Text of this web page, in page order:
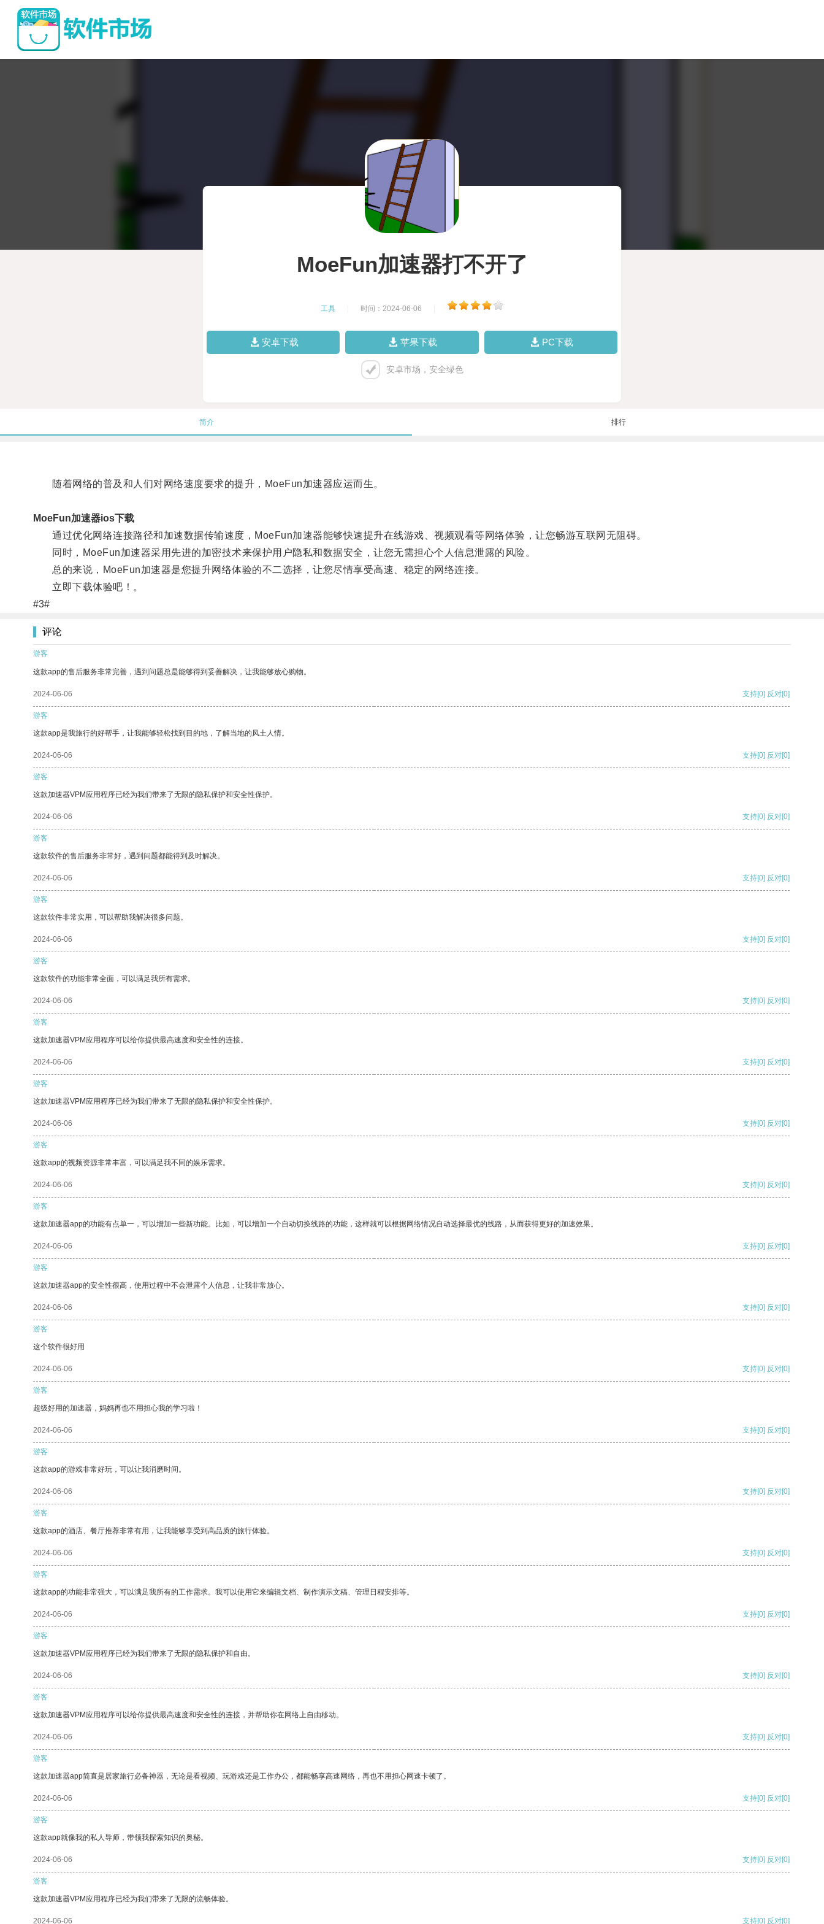
MoeFun加速器打不开了
工具 时间：2024-06-06
安卓下载 苹果下载 PC下载
安卓市场，安全绿色
简介 排行
随着网络的普及和人们对网络速度要求的提升，MoeFun加速器应运而生。
MoeFun加速器ios下载
通过优化网络连接路径和加速数据传输速度，MoeFun加速器能够快速提升在线游戏、视频观看等网络体验，让您畅游互联网无阻碍。
同时，MoeFun加速器采用先进的加密技术来保护用户隐私和数据安全，让您无需担心个人信息泄露的风险。
总的来说，MoeFun加速器是您提升网络体验的不二选择，让您尽情享受高速、稳定的网络连接。
立即下载体验吧！。
#3#
评论
游客
这款app的售后服务非常完善，遇到问题总是能够得到妥善解决，让我能够放心购物。
2024-06-06 支持[0] 反对[0]
游客
这款app是我旅行的好帮手，让我能够轻松找到目的地，了解当地的风土人情。
2024-06-06 支持[0] 反对[0]
游客
这款加速器VPM应用程序已经为我们带来了无限的隐私保护和安全性保护。
2024-06-06 支持[0] 反对[0]
游客
这款软件的售后服务非常好，遇到问题都能得到及时解决。
2024-06-06 支持[0] 反对[0]
游客
这款软件非常实用，可以帮助我解决很多问题。
2024-06-06 支持[0] 反对[0]
游客
这款软件的功能非常全面，可以满足我所有需求。
2024-06-06 支持[0] 反对[0]
游客
这款加速器VPM应用程序可以给你提供最高速度和安全性的连接。
2024-06-06 支持[0] 反对[0]
游客
这款加速器VPM应用程序已经为我们带来了无限的隐私保护和安全性保护。
2024-06-06 支持[0] 反对[0]
游客
这款app的视频资源非常丰富，可以满足我不同的娱乐需求。
2024-06-06 支持[0] 反对[0]
游客
这款加速器app的功能有点单一，可以增加一些新功能。比如，可以增加一个自动切换线路的功能，这样就可以根据网络情况自动选择最优的线路，从而获得更好的加速效果。
2024-06-06 支持[0] 反对[0]
游客
这款加速器app的安全性很高，使用过程中不会泄露个人信息，让我非常放心。
2024-06-06 支持[0] 反对[0]
游客
这个软件很好用
2024-06-06 支持[0] 反对[0]
游客
超级好用的加速器，妈妈再也不用担心我的学习啦！
2024-06-06 支持[0] 反对[0]
游客
这款app的游戏非常好玩，可以让我消磨时间。
2024-06-06 支持[0] 反对[0]
游客
这款app的酒店、餐厅推荐非常有用，让我能够享受到高品质的旅行体验。
2024-06-06 支持[0] 反对[0]
游客
这款app的功能非常强大，可以满足我所有的工作需求。我可以使用它来编辑文档、制作演示文稿、管理日程安排等。
2024-06-06 支持[0] 反对[0]
游客
这款加速器VPM应用程序已经为我们带来了无限的隐私保护和自由。
2024-06-06 支持[0] 反对[0]
游客
这款加速器VPM应用程序可以给你提供最高速度和安全性的连接，并帮助你在网络上自由移动。
2024-06-06 支持[0] 反对[0]
游客
这款加速器app简直是居家旅行必备神器，无论是看视频、玩游戏还是工作办公，都能畅享高速网络，再也不用担心网速卡顿了。
2024-06-06 支持[0] 反对[0]
游客
这款app就像我的私人导师，带领我探索知识的奥秘。
2024-06-06 支持[0] 反对[0]
游客
这款加速器VPM应用程序已经为我们带来了无限的流畅体验。
2024-06-06 支持[0] 反对[0]